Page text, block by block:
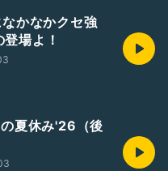
かなかクセ強
場よ！
夏休み'26（後